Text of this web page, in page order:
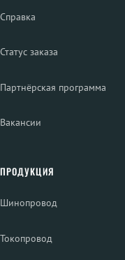
Справка
Статус заказа
Партнёрская программа
Вакансии
ПРОДУКЦИЯ
Шинопровод
Токопровод